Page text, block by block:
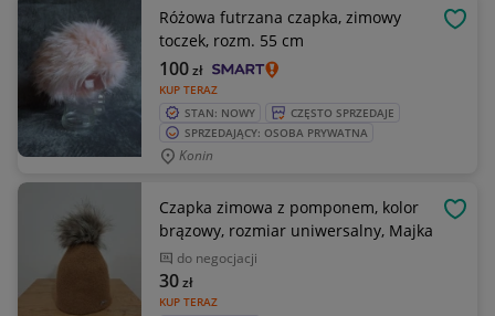
Różowa futrzana czapka, zimowy
toczek, rozm. 55 cm
KUP TERAZ
100zł
STAN: NOWY
CZĘSTO SPRZEDAJE
SPRZEDAJĄCY: OSOBA PRYWATNA
Konin
Czapka zimowa z pomponem, kolor
brązowy, rozmiar uniwersalny, Majka
do negocjacji
KUP TERAZ
30zł